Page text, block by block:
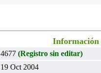
Información
4677 (Registro sin editar)
19 Oct 2004